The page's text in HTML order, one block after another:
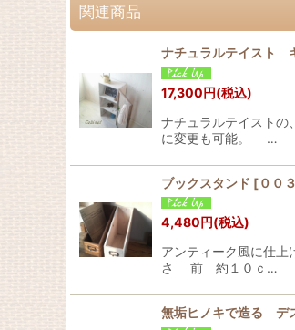
関連商品
ナチュラルテイスト
17,300円(税込)
ナチュラルテイストの
に変更も可能。 …
ブックスタンド [００
4,480円(税込)
アンティーク風に仕
さ 前 約１０ｃ…
無垢ヒノキで造る